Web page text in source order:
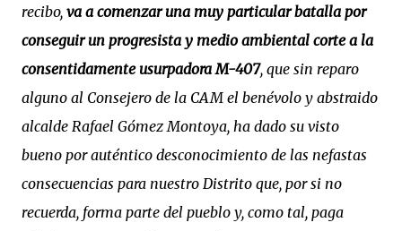
recibo, va a comenzar una muy particular batalla por
conseguir un progresista y medio ambiental corte a la
consentidamente usurpadora M-407, que sin reparo
alguno al Consejero de la CAM el benévolo y abstraido
alcalde Rafael Gómez Montoya, ha dado su visto
bueno por auténtico desconocimiento de las nefastas
consecuencias para nuestro Distrito que, por si no
recuerda, forma parte del pueblo y, como tal, paga